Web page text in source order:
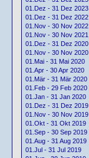
01.Dez - 31 Dez 2023
01.Dez - 31 Dez 2022
01.Nov - 30 Nov 2022
01.Nov - 30 Nov 2021
01.Dez - 31 Dez 2020
01.Nov - 30 Nov 2020
01.Mai - 31 Mai 2020
01.Apr - 30 Apr 2020
01.Mär - 31 Mär 2020
01.Feb - 29 Feb 2020
01.Jan - 31 Jan 2020
01.Dez - 31 Dez 2019
01.Nov - 30 Nov 2019
01.Okt - 31 Okt 2019
01.Sep - 30 Sep 2019
01.Aug - 31 Aug 2019
01.Jul - 31 Jul 2019